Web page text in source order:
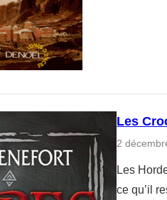
Les
2
Les
ce qu’il